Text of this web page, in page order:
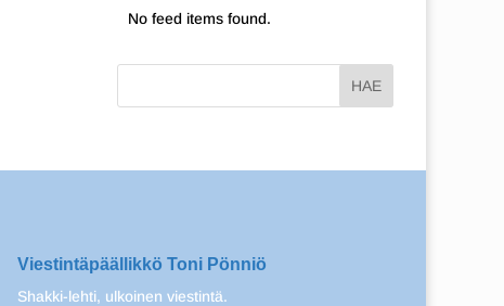
No feed items found.
Viestintäpäällikkö Toni Pönniö
Shakki-lehti, ulkoinen viestintä.